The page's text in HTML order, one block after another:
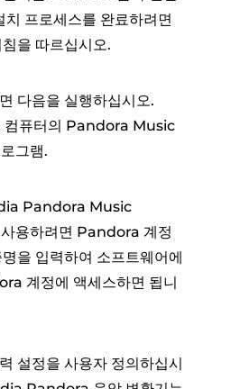
치 프로세스를 완료하려면
을 따르십시오.
다음을 실행하십시오.
퓨터의 Pandora Music
그램.
Pandora Music
용하려면 Pandora 계정
을 입력하여 소프트웨어에
계정에 액세스하면 됩니
설정을 사용자 정의하십시